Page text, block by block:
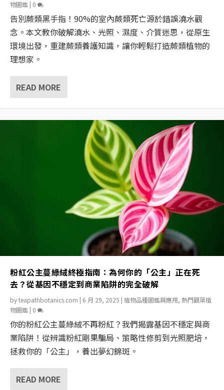
物圖鑑 0
告別蕨類黑手指！90%的室內蕨類死亡源於錯誤澆水觀
念。本文教你破解澆水、光照、濕度、介質迷思，從原生
環境出發，重建蕨類養護知識，讓你輕鬆打造蕨類植物的
理想家。
READ MORE
粉紅公主蔓綠絨終極指南：為何你的「公主」正在死
去？從基因不穩定到商業陷阱的完全破解
byteapathbotanics.com | 6 月 29, 2025 | 植物品種圖鑑與應用, 熱門觀葉植
物圖鑑 | 0
你的粉紅公主蔓綠絨不再粉紅？我們揭露基因不穩定與商
業陷阱！從辨識粉紅剛果騙局、策略性修剪到光照肥培，
拯救你的「公主」，養出夢幻錦斑。
READ MORE